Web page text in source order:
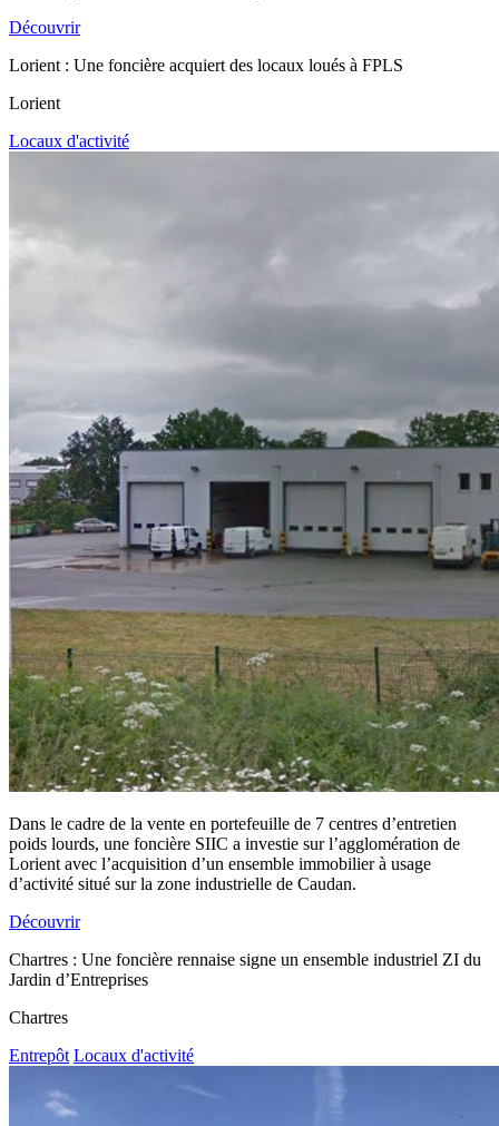
Découvrir
Lorient : Une foncière acquiert des locaux loués à FPLS
Lorient
Locaux d'activité
Dans le cadre de la vente en portefeuille de 7 centres d’entretien
poids lourds, une foncière SIIC a investie sur l’agglomération de
Lorient avec l’acquisition d’un ensemble immobilier à usage
d’activité situé sur la zone industrielle de Caudan.
Découvrir
Chartres : Une foncière rennaise signe un ensemble industriel ZI du
Jardin d’Entreprises
Chartres
Entrepôt Locaux d'activité